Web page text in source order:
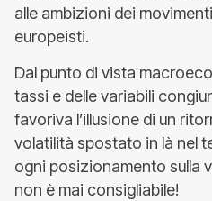
alle ambizioni dei
europeisti.
Dal punto di vista
tassi e delle variabili
favoriva l’illusione di un
volatilità spostato in là nel
ogni posizionamento sulla
non è mai consigliabile!